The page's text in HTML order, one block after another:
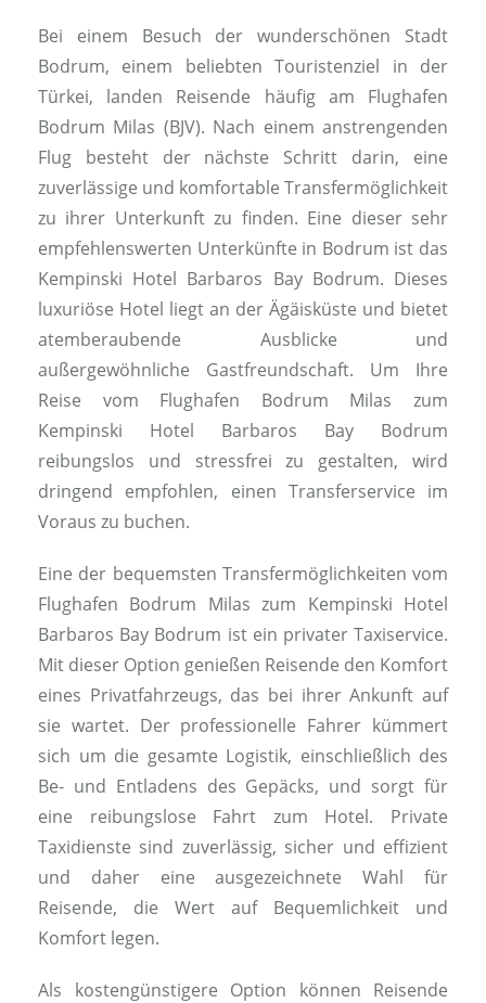
Bei einem Besuch der wunderschönen Stadt
Bodrum, einem beliebten Touristenziel in der
Türkei, landen Reisende häufig am Flughafen
Bodrum Milas (BJV). Nach einem anstrengenden
Flug besteht der nächste Schritt darin, eine
zuverlässige und komfortable Transfermöglichkeit
zu ihrer Unterkunft zu finden. Eine dieser sehr
empfehlenswerten Unterkünfte in Bodrum ist das
Kempinski Hotel Barbaros Bay Bodrum. Dieses
luxuriöse Hotel liegt an der Ägäisküste und bietet
atemberaubende Ausblicke und
außergewöhnliche Gastfreundschaft. Um Ihre
Reise vom Flughafen Bodrum Milas zum
Kempinski Hotel Barbaros Bay Bodrum
reibungslos und stressfrei zu gestalten, wird
dringend empfohlen, einen Transferservice im
Voraus zu buchen.
Eine der bequemsten Transfermöglichkeiten vom
Flughafen Bodrum Milas zum Kempinski Hotel
Barbaros Bay Bodrum ist ein privater Taxiservice.
Mit dieser Option genießen Reisende den Komfort
eines Privatfahrzeugs, das bei ihrer Ankunft auf
sie wartet. Der professionelle Fahrer kümmert
sich um die gesamte Logistik, einschließlich des
Be- und Entladens des Gepäcks, und sorgt für
eine reibungslose Fahrt zum Hotel. Private
Taxidienste sind zuverlässig, sicher und effizient
und daher eine ausgezeichnete Wahl für
Reisende, die Wert auf Bequemlichkeit und
Komfort legen.
Als kostengünstigere Option können Reisende